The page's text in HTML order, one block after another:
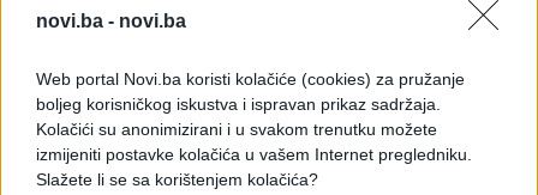
novi.ba - novi.ba
Web portal Novi.ba koristi kolačiće (cookies) za pružanje
boljeg korisničkog iskustva i ispravan prikaz sadržaja.
Kolačići su anonimizirani i u svakom trenutku možete
izmijeniti postavke kolačića u vašem Internet pregledniku.
Slažete li se sa korištenjem kolačića?
zaustavljeni zbog neriješenih pitanja vezanih uz